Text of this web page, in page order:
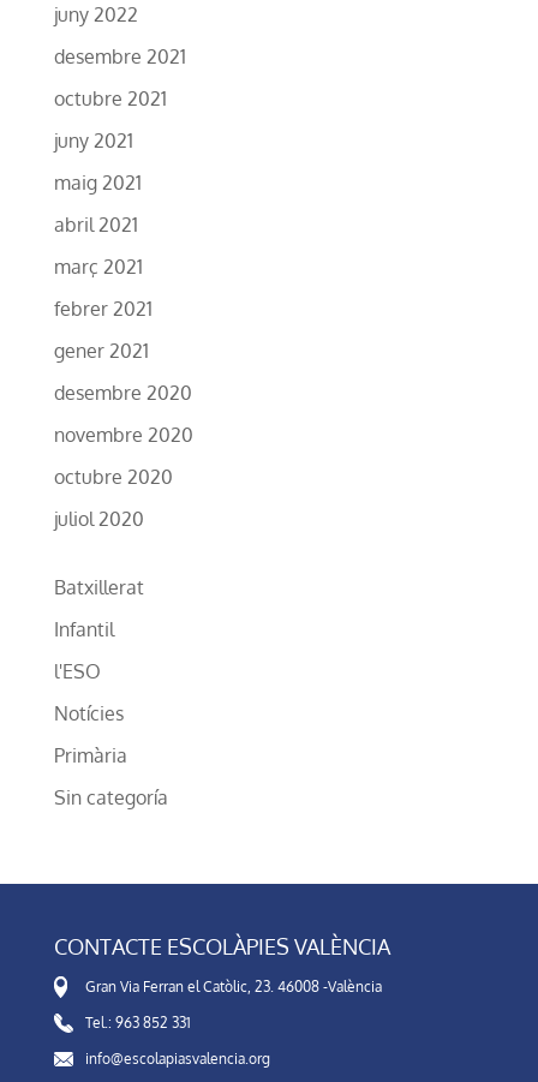
juny 2022
desembre 2021
octubre 2021
juny 2021
maig 2021
abril 2021
març 2021
febrer 2021
gener 2021
desembre 2020
novembre 2020
octubre 2020
juliol 2020
Batxillerat
Infantil
l'ESO
Notícies
Primària
Sin categoría
CONTACTE ESCOLÀPIES VALÈNCIA
Gran Via Ferran el Catòlic, 23. 46008 -València
Tel.: 963 852 331
info@escolapiasvalencia.org